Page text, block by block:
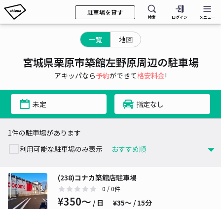
駐車場を貸す
検索 ログイン メニュー
一覧 地図
宮城県栗原市築館左野原周辺の駐車場
アキッパなら予約ができて格安料金!
未定 指定なし
1件の駐車場があります
利用可能な駐車場のみ表示
(238)コナカ築館店駐車場
0 / 0件
¥350〜 / 日 ¥35〜 / 15分